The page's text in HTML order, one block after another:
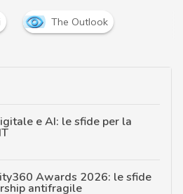
The Outlook
e AI: le sfide per la
Awards 2026: le sfide
antifragile